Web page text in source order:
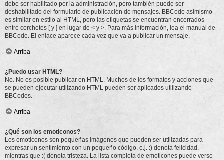
debe ser habilitado por la administración, pero también puede ser
deshabilitado del formulario de publicación de mensajes. BBCode asimismo
es similar en estilo al HTML, pero las etiquetas se encuentran encerrados
entre corchetes [ y ] en lugar de < y >. Para más información, lea el manual de
BBCode. El enlace aparece cada vez que va a publicar un mensaje.
Arriba
¿Puedo usar HTML?
No. No es posible publicar en HTML. Muchos de los formatos y acciones que
se pueden ejecutar utilizando HTML pueden ser aplicados utilizando
BBCodes.
Arriba
¿Qué son los emoticonos?
Los emoticonos son pequeñas imágenes que pueden ser utilizadas para
expresar un sentimiento con un pequeño código, e.j. :) denota felicidad,
mientras que :( denota tristeza. La lista completa de emoticones puede verse